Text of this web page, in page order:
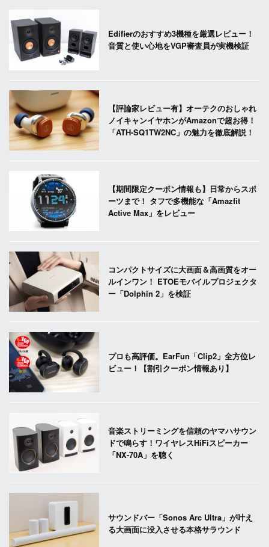
Edifierのおすすめ3機種を厳選レビュー！
音質と使い心地をVGP審査員が実機検証
【評論家レビュー有】オーテクのおしゃれ
ノイキャンイヤホンがAmazonで超お得！
「ATH-SQ1TW2NC」の魅力を徹底解説！
【期間限定クーポン情報も】日常からスポ
ーツまで！ タフで多機能な「Amazfit
Active Max」をレビュー
コンパクトサイズに大画面＆高画質をオー
ルインワン！ ETOEモバイルプロジェクタ
ー「Dolphin 2」を検証
プロも高評価。EarFun「Clip2」全方位レ
ビュー！【割引クーポン情報あり】
音楽ストリーミングを信頼のヤマハサウン
ドで鳴らす！ワイヤレスHiFiスピーカー
「NX-70A」を聴く
サウンドバー「Sonos Arc Ultra」が叶え
る大画面に没入させる本格サラウンド